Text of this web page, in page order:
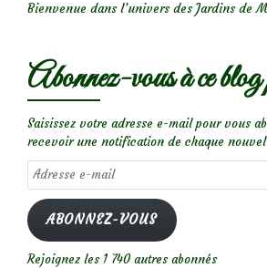
Bienvenue dans l’univers des Jardins de
Abonnez-vous à ce
Saisissez votre adresse e-mail pour vous
recevoir une notification de chaque
Adresse
e-
mail
ABONNEZ-VOUS
Rejoignez les 1 740 autres abonnés